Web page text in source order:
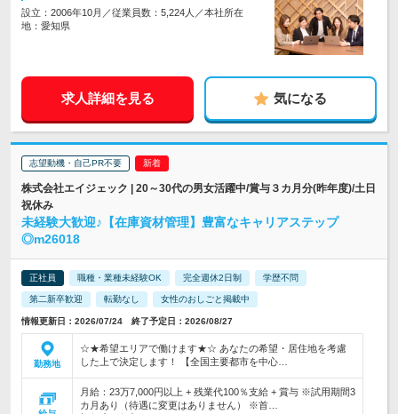
設立：2006年10月／従業員数：5,224人／本社所在
地：愛知県
求人詳細を見る 気になる
志望動機・自己PR不要
株式会社エイジェック | 20～30代の男女活躍中/賞与３カ月分(昨年度)/土日
祝休み
未経験大歓迎♪【在庫資材管理】豊富なキャリアステップ
◎m26018
正社員 職種・業種未経験OK 完全週休2日制 学歴不問
第二新卒歓迎 転勤なし 女性のおしごと掲載中
情報更新日：2026/07/24 終了予定日：2026/08/27
勤務地
☆★希望エリアで働けます★☆ あなたの希望・居住地を考慮
した上で決定します！ 【全国主要都市を中心…
月給：23万7,000円以上 + 残業代100％支給 + 賞与 ※試用期間3
カ月あり（待遇に変更はありません） ※首…